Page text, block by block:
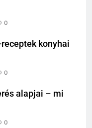
0
konyhai
0
alapjai – mi
0